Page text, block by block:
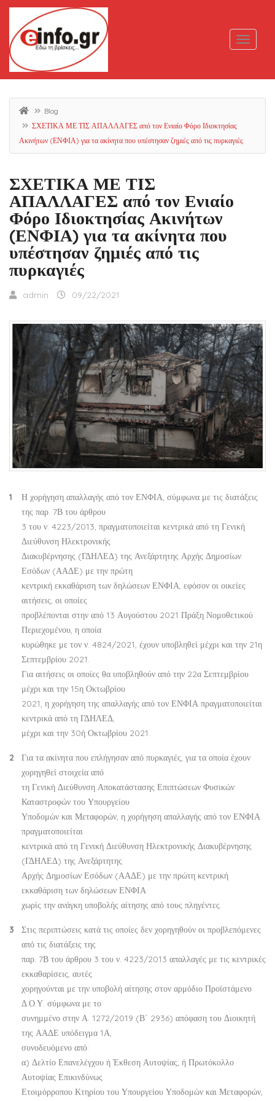
Blog
ΣΧΕΤΙΚΑ ΜΕ ΤΙΣ ΑΠΑΛΛΑΓΕΣ από τον Ενιαίο Φόρο Ιδιοκτησίας
Ακινήτων (ΕΝΦΙΑ) για τα ακίνητα που υπέστησαν ζημιές από τις πυρκαγιές
ΣΧΕΤΙΚΑ ΜΕ ΤΙΣ
ΑΠΑΛΛΑΓΕΣ από τον Ενιαίο
Φόρο Ιδιοκτησίας Ακινήτων
(ΕΝΦΙΑ) για τα ακίνητα που
υπέστησαν ζημιές από τις
πυρκαγιές
admin 09/22/2021
Η χορήγηση απαλλαγής από τον ΕΝΦΙΑ, σύμφωνα με τις διατάξεις
της παρ. 7Β του άρθρου
3 του ν. 4223/2013, πραγματοποιείται κεντρικά από τη Γενική
Διεύθυνση Ηλεκτρονικής
Διακυβέρνησης (ΓΔΗΛΕΔ) της Ανεξάρτητης Αρχής Δημοσίων
Εσόδων (ΑΑΔΕ) με την πρώτη
κεντρική εκκαθάριση των δηλώσεων ΕΝΦΙΑ, εφόσον οι οικείες
αιτήσεις, οι οποίες
προβλέπονται στην από 13 Αυγούστου 2021 Πράξη Νομοθετικού
Περιεχομένου, η οποία
κυρώθηκε με τον ν. 4824/2021, έχουν υποβληθεί μέχρι και την 21η
Σεπτεμβρίου 2021.
Για αιτήσεις οι οποίες θα υποβληθούν από την 22α Σεπτεμβρίου
μέχρι και την 15η Οκτωβρίου
2021, η χορήγηση της απαλλαγής από τον ΕΝΦΙΑ πραγματοποιείται
κεντρικά από τη ΓΔΗΛΕΔ,
μέχρι και την 30ή Οκτωβρίου 2021.
Για τα ακίνητα που επλήγησαν από πυρκαγιές, για τα οποία έχουν
χορηγηθεί στοιχεία από
τη Γενική Διεύθυνση Αποκατάστασης Επιπτώσεων Φυσικών
Καταστροφών του Υπουργείου
Υποδομών και Μεταφορών, η χορήγηση απαλλαγής από τον ΕΝΦΙΑ
πραγματοποιείται
κεντρικά από τη Γενική Διεύθυνση Ηλεκτρονικής Διακυβέρνησης
(ΓΔΗΛΕΔ) της Ανεξάρτητης
Αρχής Δημοσίων Εσόδων (ΑΑΔΕ) με την πρώτη κεντρική
εκκαθάριση των δηλώσεων ΕΝΦΙΑ
χωρίς την ανάγκη υποβολής αίτησης από τους πληγέντες.
Στις περιπτώσεις κατά τις οποίες δεν χορηγηθούν οι προβλεπόμενες
από τις διατάξεις της
παρ. 7Β του άρθρου 3 του ν. 4223/2013 απαλλαγές με τις κεντρικές
εκκαθαρίσεις, αυτές
χορηγούνται με την υποβολή αίτησης στον αρμόδιο Προϊστάμενο
Δ.Ο.Υ. σύμφωνα με το
συνημμένο στην Α. 1272/2019 (Β΄ 2936) απόφαση του Διοικητή
της ΑΑΔΕ υπόδειγμα 1Α,
συνοδευόμενο από:
α) Δελτίο Επανελέγχου ή Έκθεση Αυτοψίας, ή Πρωτόκολλο
Αυτοψίας Επικινδύνως
Ετοιμόρροπου Κτηρίου του Υπουργείου Υποδομών και Μεταφορών,